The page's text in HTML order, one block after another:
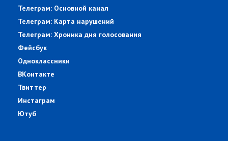
Телеграм: Основной канал
Телеграм: Карта нарушений
Телеграм: Хроника дня голосования
Фейсбук
Одноклассники
ВКонтакте
Твиттер
Инстаграм
Ютуб